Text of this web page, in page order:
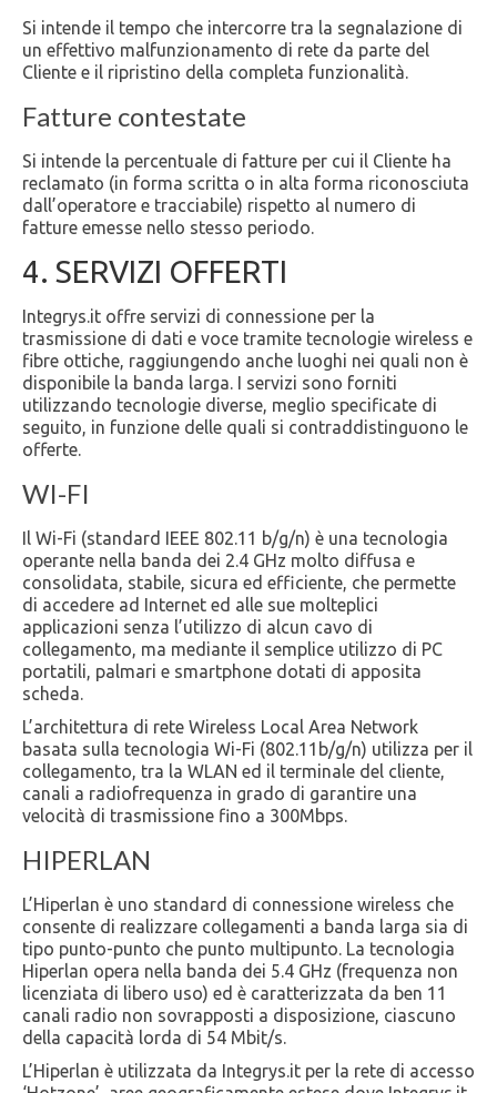
Si intende il tempo che intercorre tra la segnalazione di
un effettivo malfunzionamento di rete da parte del
Cliente e il ripristino della completa funzionalità.
Fatture contestate
Si intende la percentuale di fatture per cui il Cliente ha
reclamato (in forma scritta o in alta forma riconosciuta
dall’operatore e tracciabile) rispetto al numero di
fatture emesse nello stesso periodo.
4. SERVIZI OFFERTI
Integrys.it offre servizi di connessione per la
trasmissione di dati e voce tramite tecnologie wireless e
fibre ottiche, raggiungendo anche luoghi nei quali non è
disponibile la banda larga. I servizi sono forniti
utilizzando tecnologie diverse, meglio specificate di
seguito, in funzione delle quali si contraddistinguono le
offerte.
WI-FI
Il Wi-Fi (standard IEEE 802.11 b/g/n) è una tecnologia
operante nella banda dei 2.4 GHz molto diffusa e
consolidata, stabile, sicura ed efficiente, che permette
di accedere ad Internet ed alle sue molteplici
applicazioni senza l’utilizzo di alcun cavo di
collegamento, ma mediante il semplice utilizzo di PC
portatili, palmari e smartphone dotati di apposita
scheda.
L’architettura di rete Wireless Local Area Network
basata sulla tecnologia Wi-Fi (802.11b/g/n) utilizza per il
collegamento, tra la WLAN ed il terminale del cliente,
canali a radiofrequenza in grado di garantire una
velocità di trasmissione fino a 300Mbps.
HIPERLAN
L’Hiperlan è uno standard di connessione wireless che
consente di realizzare collegamenti a banda larga sia di
tipo punto-punto che punto multipunto. La tecnologia
Hiperlan opera nella banda dei 5.4 GHz (frequenza non
licenziata di libero uso) ed è caratterizzata da ben 11
canali radio non sovrapposti a disposizione, ciascuno
della capacità lorda di 54 Mbit/s.
L’Hiperlan è utilizzata da Integrys.it per la rete di accesso